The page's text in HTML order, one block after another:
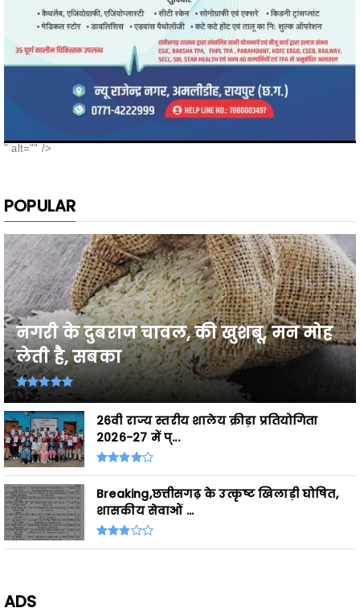
POPULAR
नगरी के दुबराज चावल, की खुशबू, मन मोह
लेती है, सबका
26वी राज्य स्तरीय शालेय क्रीड़ा प्रतियोगिता
2026-27 में प्...
Breaking,छत्तीसगढ़ के उत्कृष्ट खिलाड़ी घोषित,
शासकीय सेवाओं ...
ADS